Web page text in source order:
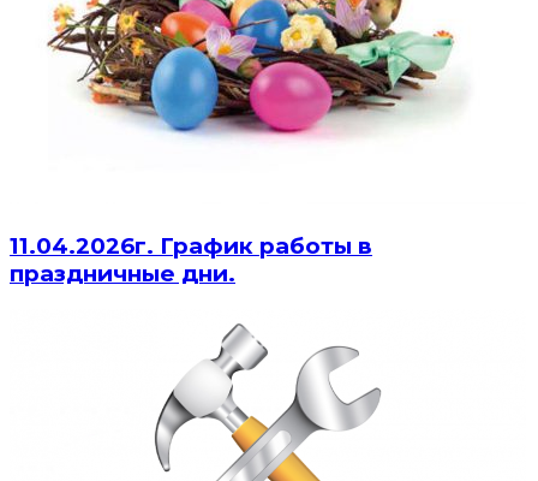
11.04.2026г. График работы в
праздничные дни.